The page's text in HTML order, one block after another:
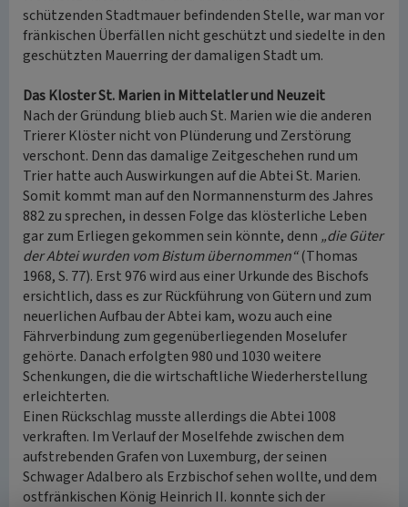
schützenden Stadtmauer befindenden Stelle, war man vor
fränkischen Überfällen nicht geschützt und siedelte in den
geschützten Mauerring der damaligen Stadt um.
Das Kloster St. Marien in Mittelatler und Neuzeit
Nach der Gründung blieb auch St. Marien wie die anderen
Trierer Klöster nicht von Plünderung und Zerstörung
verschont. Denn das damalige Zeitgeschehen rund um
Trier hatte auch Auswirkungen auf die Abtei St. Marien.
Somit kommt man auf den Normannensturm des Jahres
882 zu sprechen, in dessen Folge das klösterliche Leben
gar zum Erliegen gekommen sein könnte, denn „die Güter
der Abtei wurden vom Bistum übernommen“(Thomas
1968, S. 77). Erst 976 wird aus einer Urkunde des Bischofs
ersichtlich, dass es zur Rückführung von Gütern und zum
neuerlichen Aufbau der Abtei kam, wozu auch eine
Fährverbindung zum gegenüberliegenden Moselufer
gehörte. Danach erfolgten 980 und 1030 weitere
Schenkungen, die die wirtschaftliche Wiederherstellung
erleichterten.
Einen Rückschlag musste allerdings die Abtei 1008
verkraften. Im Verlauf der Moselfehde zwischen dem
aufstrebenden Grafen von Luxemburg, der seinen
Schwager Adalbero als Erzbischof sehen wollte, und dem
ostfränkischen König Heinrich II. konnte sich der